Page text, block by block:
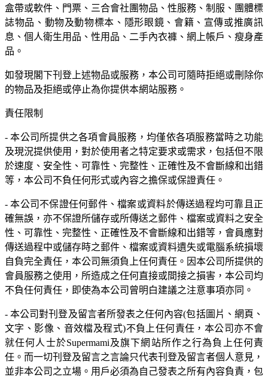
盒帶或軟件、門票、三合會社團物品、性服務、制服、團體標
誌物品、動物及動物標本、隱形眼鏡、會籍、宣傳或推廣訊
息、個人衛生用品、性用品、二手內衣褲、網上帳戶、瘦身產
品。
如發現閣下刊登上述物品或服務，本公司可隨時拒絕或刪除你
的物品及拒絕或停止為你提供本網站服務。
責任限制
- 本公司所提供之各項會員服務，均僅依各項服務當時之功能
及現況提供使用，對於使用者之特定要求或需求，包括但不限
於速度、安全性、可靠性、完整性、正確性及不會斷線和出錯
等，本公司不負任何形式或內容之擔保或保證責任。
- 本公司不保證任何郵件、檔案或資料於傳送過程均可靠且正
確無誤，亦不保證所儲存或所傳送之郵件、檔案或資料之安全
性、可靠性、完整性、正確性及不會斷線和出錯等，會員應對
傳送過程中或儲存時之郵件、檔案或資料遺失或電腦系統損壞
自負完全責任，本公司無須負上任何責任。因本公司所提供的
會員服務之使用，所造成之任何直接或間接之損害，本公司均
不負任何責任，即使為本公司曾明白建議之注意事項亦同。
- 本公司對刊登及留言者所發表之任何內容(包括圖片、網頁、
文字、影像、音效檔及程式)不負上任何責任，本公司亦不會
就任何人士於Supermami及旗下網站所作之行為負上任何責
任。而一切刊登及留言之言論只代表刊登及留言者個人意見，
並非本公司之立場。用戶必須為自己發表之所有內容負責，包